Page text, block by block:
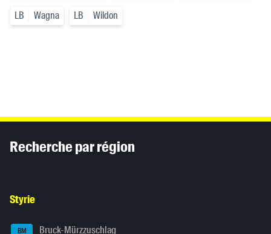
LB Wagna LB Wildon
Recherche par région
Styrie
BM Bruck-Mürzzuschlag